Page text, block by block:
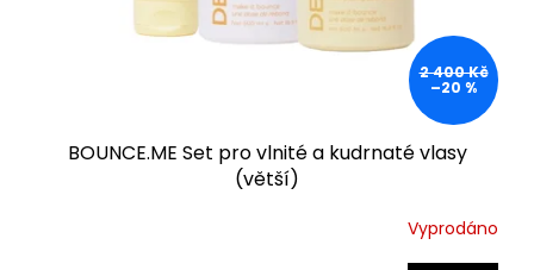
2 400 Kč
–20 %
BOUNCE.ME Set pro vlnité a kudrnaté vlasy
(větší)
Vyprodáno